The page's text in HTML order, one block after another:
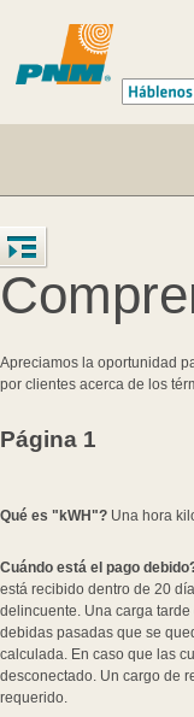
Apreciamos la oportunidad
por clientes acerca de los
Página 1
Qué es "kWH"?Una hora
Cuándo está el pago
está recibido dentro de 20
delincuente. Una carga
debidas pasadas que se
calculada. En caso que las
desconectado. Un cargo de
requerido.